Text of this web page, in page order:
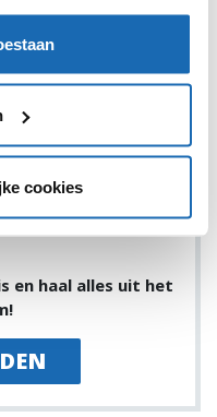
cookies
CONNECT!
en haal alles uit het